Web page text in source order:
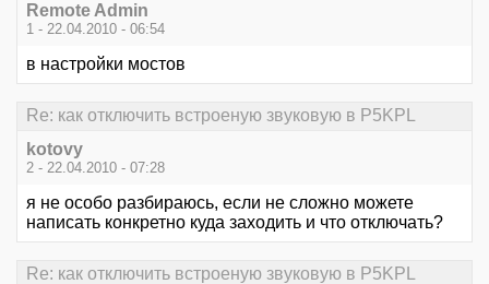
Remote Admin
1 - 22.04.2010 - 06:54
в настройки мостов
Re: как отключить встроеную звуковую в P5KPL
kotovy
2 - 22.04.2010 - 07:28
я не особо разбираюсь, если не сложно можете
написать конкретно куда заходить и что отключать?
Re: как отключить встроеную звуковую в P5KPL